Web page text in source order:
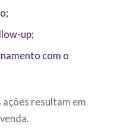
up;
com o
ações resultam em